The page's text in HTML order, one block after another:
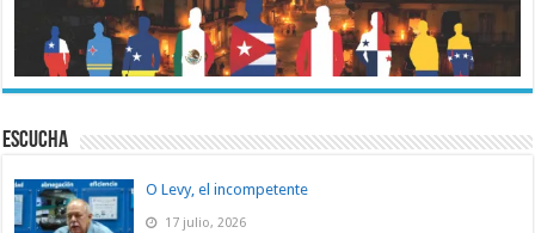
ESCUCHA
O Levy, el incompetente
17 julio, 2026